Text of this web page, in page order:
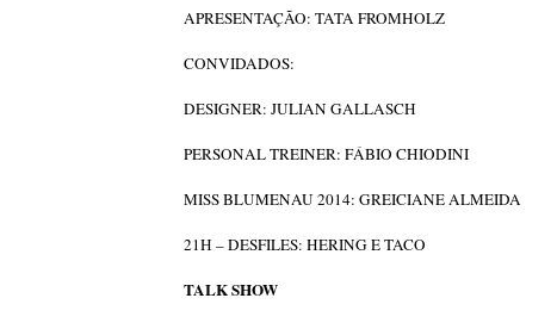
APRESENTAÇÃO: TATA FROMHOLZ
CONVIDADOS:
DESIGNER: JULIAN GALLASCH
PERSONAL TREINER: FÁBIO CHIODINI
MISS BLUMENAU 2014: GREICIANE ALMEIDA
21H – DESFILES: HERING E TACO
TALK SHOW